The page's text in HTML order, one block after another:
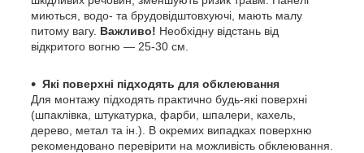
миються, водо- та брудовідштовхуючі, мають малу
питому вагу. Важливо! Необхідну відстань від
відкритого вогню — 25-30 см.
Які поверхні підходять для обклеювання
Для монтажу підходять практично будь-які поверхні
(шпаклівка, штукатурка, фарби, шпалери, кахель,
дерево, метал та ін.). В окремих випадках поверхню
рекомендовано перевірити на можливість обклеювання.